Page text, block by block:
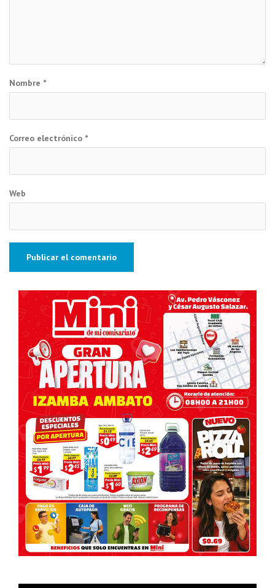
Nombre *
Correo electrónico *
Web